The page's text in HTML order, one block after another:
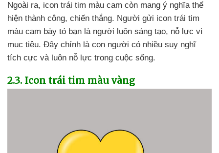
Ngoài ra, icon trái tim màu cam còn mang ý nghĩa thể
hiện thành công, chiến thắng. Người gửi icon trái tim
màu cam bày tỏ bạn là người luôn sáng tạo, nỗ lực vì
mục tiêu. Đây chính là con người có nhiều suy nghĩ
tích cực và luôn nỗ lực trong cuộc sống.
2.3. Icon trái tim màu vàng